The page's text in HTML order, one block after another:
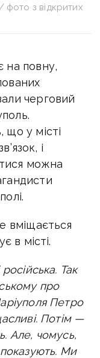
з відкритих
на повну,
черговий
що у місті
і
можна
вміщається
в місті.
Так
про
Петро
Потім —
Але, чомусь,
Ми